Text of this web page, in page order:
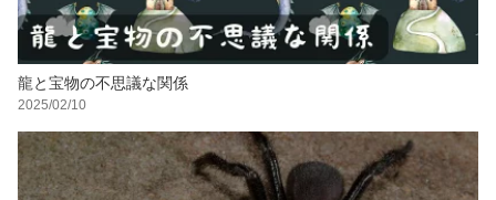
龍と宝物の不思議な関係
2025/02/10